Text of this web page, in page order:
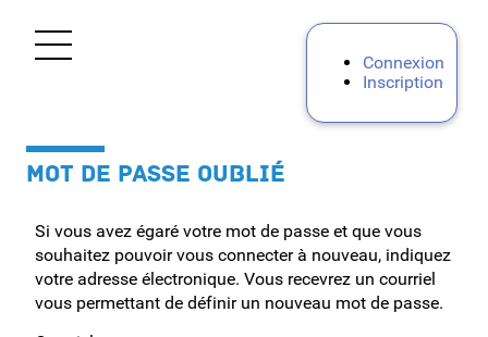
Connexion
Inscription
Ouvrir le menu
Personnels d'encadrement
Premier degré
Second degré
MOT DE PASSE OUBLIÉ
Si vous avez égaré votre mot de passe et que vous
souhaitez pouvoir vous connecter à nouveau, indiquez
votre adresse électronique. Vous recevrez un courriel
vous permettant de définir un nouveau mot de passe.